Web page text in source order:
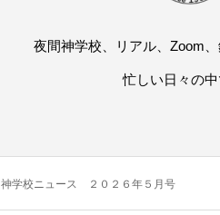
夜間神学校、リアル、Zoom
忙しい日々の
神学校ニュース ２０２６年５月号